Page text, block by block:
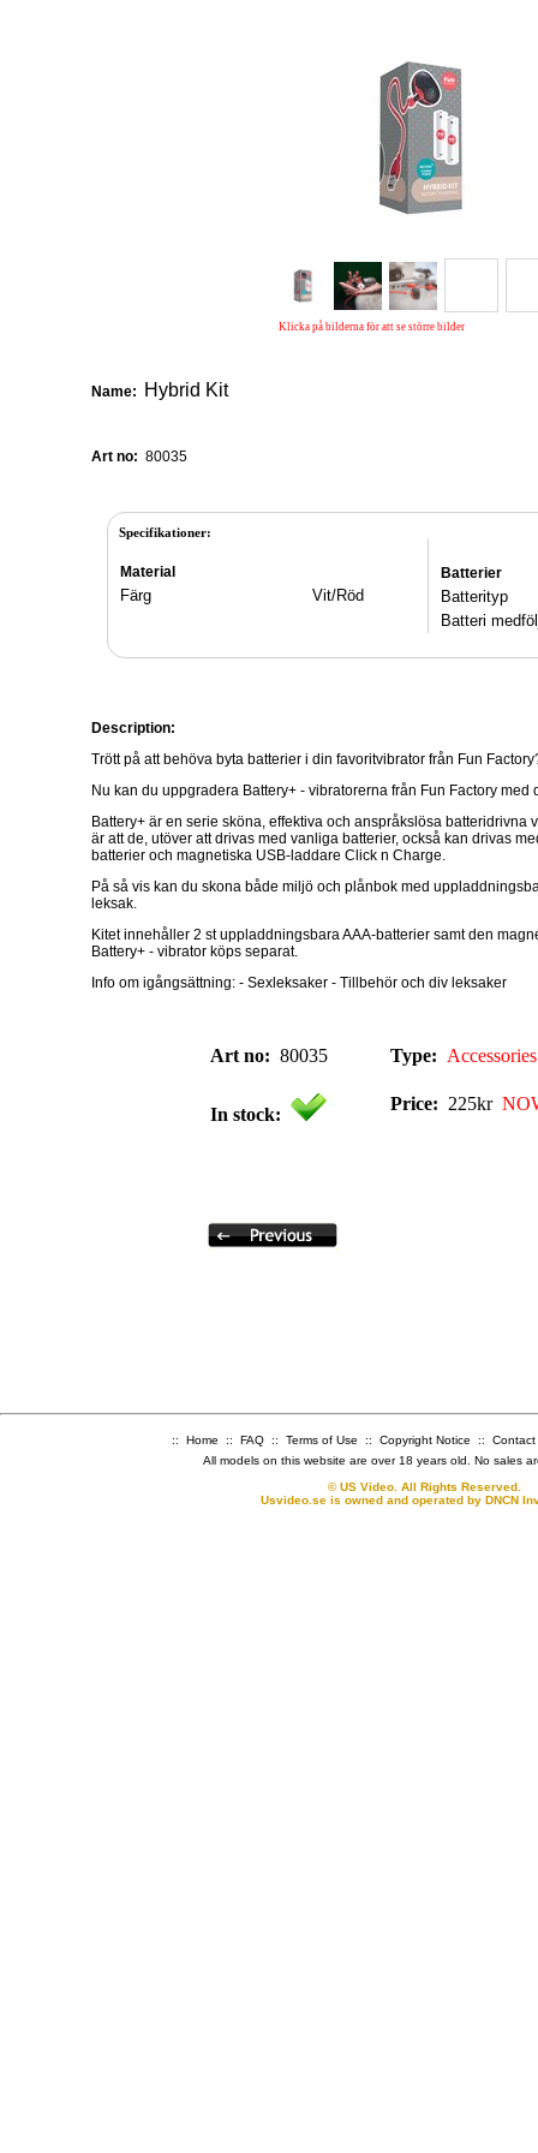
Klicka på bilderna för att se större bilder
Name: Hybrid Kit
Art no: 80035
Specifikationer:
Material
Färg Vit/Röd
Batterier
Batterityp
Batteri
Description:
Trött på att behöva byta batterier i din favoritvibrator från Fun
Nu kan du uppgradera Battery+ - vibratorerna från Fun Factory
Battery+ är en serie sköna, effektiva och anspråkslösa batteridrivna
är att de, utöver att drivas med vanliga batterier, också kan drivas
batterier och magnetiska USB-laddare Click n Charge.
På så vis kan du skona både miljö och plånbok med
leksak.
Kitet innehåller 2 st uppladdningsbara AAA-batterier samt den
Battery+ - vibrator köps separat.
Info om igångsättning: - Sexleksaker - Tillbehör och div leksaker
Art no: 80035
In stock:
Type:
Price: 225kr
:: Home :: FAQ:: Terms of Use :: Copyright Notice :: Contact
All models on this website are over 18 years old. No sales
© US Video. All Rights Reserved.
Usvideo.se is owned and operated by DNCN